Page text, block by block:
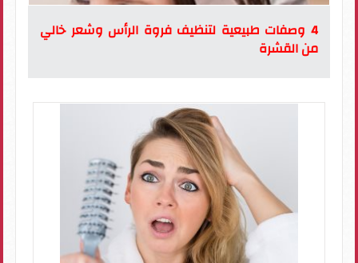
4 وصفات طبيعية لتنظيف فروة الرأس وشعر خالي
من القشرة